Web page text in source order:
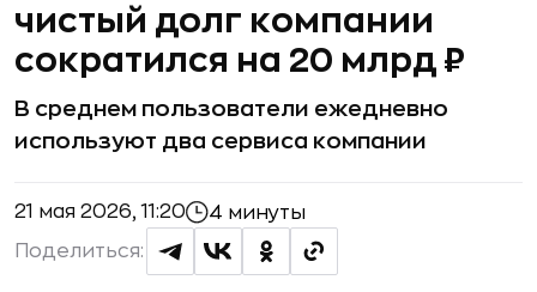
чистый долг компании
сократился на 20 млрд ₽
В среднем пользователи ежедневно
используют два сервиса компании
21 мая 2026, 11:20 4 минуты
Поделиться: